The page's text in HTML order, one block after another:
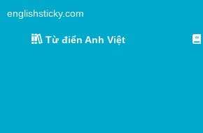
englishsticky.com
Từ điển Anh Việt